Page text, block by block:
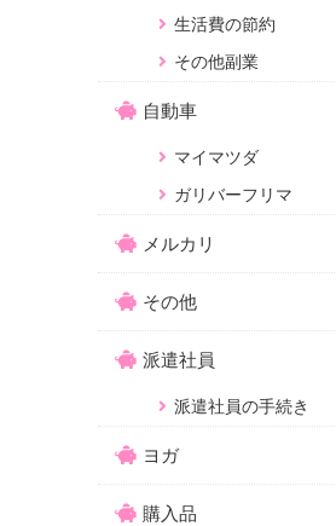
生活費の節約
その他副業
自動車
マイマツダ
ガリバーフリマ
メルカリ
その他
派遣社員
派遣社員の手続き
ヨガ
購入品